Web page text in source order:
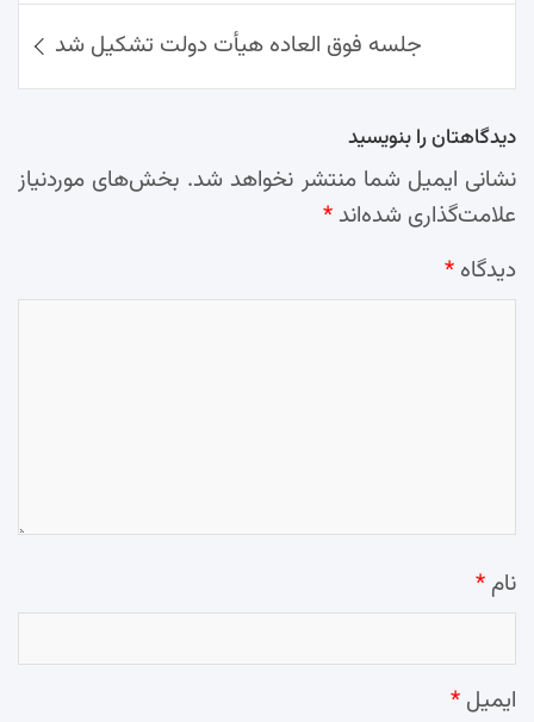
جلسه فوق العاده هیأت دولت تشکیل شد
دیدگاهتان را بنویسید
نشانی ایمیل شما منتشر نخواهد شد. بخش‌های موردنیاز
علامت‌گذاری شده‌اند *
دیدگاه *
نام *
ایمیل *